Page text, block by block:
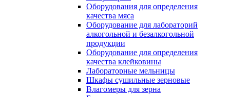
Оборудования для определения
качества мяса
Оборудование для лабораторий
алкогольной и безалкогольной
продукции
Оборудование для определения
качества клейковины
Лабораторные мельницы
Шкафы сушильные зерновые
Влагомеры для зерна